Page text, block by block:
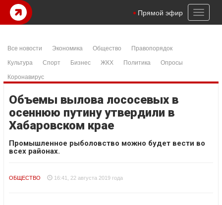
Toggle
Прямой эфир
Все новости Экономика Общество
Правопорядок
Культура
Спорт Бизнес ЖКХ Политика
Опросы
Коронавирус
Объемы вылова лососевых в
осеннюю путину утвердили в
Хабаровском крае
Промышленное рыболовство можно будет вести во
всех районах.
ОБЩЕСТВО 16:41, 22 августа 2019 года